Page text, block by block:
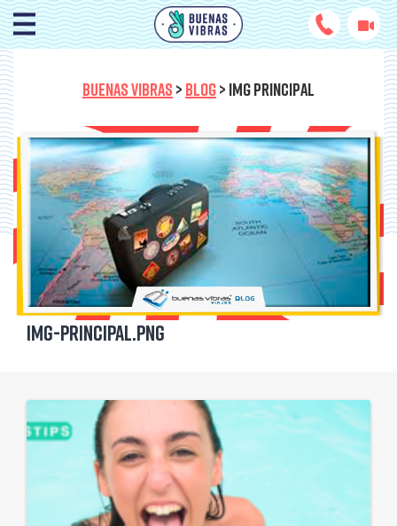
BUENAS VIBRAS > BLOG> IMG PRINCIPAL
IMG-PRINCIPAL.png